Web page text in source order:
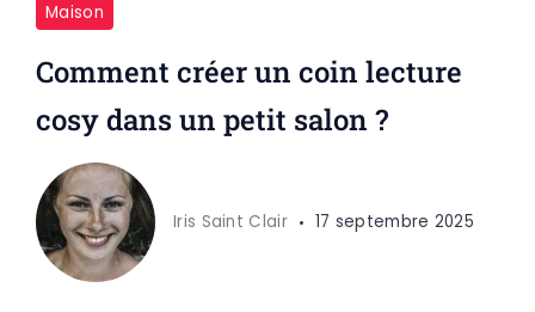
Maison
Comment créer un coin lecture
cosy dans un petit salon ?
Iris Saint Clair 17 septembre 2025